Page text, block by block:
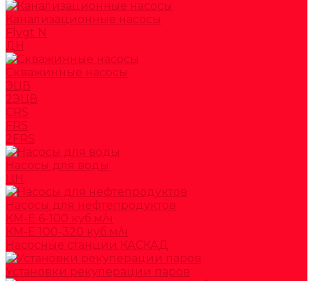
Канализационные насосы
Flygt N
ДН
Скважинные насосы
ЭЦВ
2ЭЦВ
CRS
FRS
2FRS
Насосы для воды
ЦН
Насосы для нефтепродуктов
КМ-Е 6-100 куб.м/ч
КМ-Е 100-320 куб.м/ч
Насосные станции КАСКАД
Установки рекуперации паров